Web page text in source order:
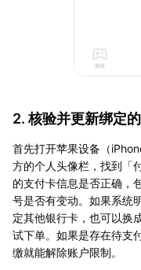
2. 核验并更新绑定
首先打开苹果设备（
方的个人头像栏，找到「
的支付卡信息是否正确，
号是否有变动。如果系统
定其他银行卡，也可以换
试下单。如果是存在待支
缴就能解除账户限制。